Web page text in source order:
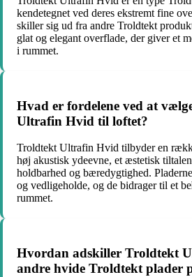
kendetegnet ved deres ekstremt fine
skiller sig ud fra andre Troldtekt
glat og elegant overflade, der giver et
i rummet.
Hvad er fordelene ved at
Ultrafin Hvid til loftet?
Troldtekt Ultrafin Hvid tilbyder en
høj akustisk ydeevne, et æstetisk
holdbarhed og bæredygtighed.
og vedligeholde, og de bidrager til et
rummet.
Hvordan adskiller Troldtekt
andre hvide Troldtekt plader